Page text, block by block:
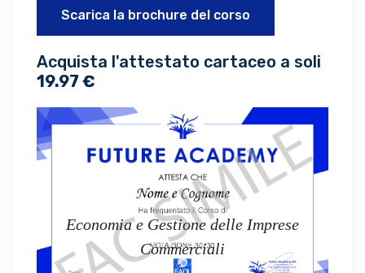
Scarica la brochure del corso
Acquista l'attestato cartaceo a soli
19.97 €
Economia e Gestione delle Imprese
Commerciali